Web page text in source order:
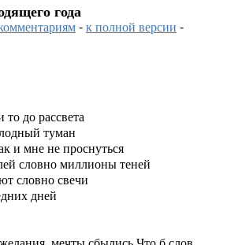
года
-к полной версии -
до рассвета
туман
и мне не проснуться
словно миллионы теней
словно свечи
дней